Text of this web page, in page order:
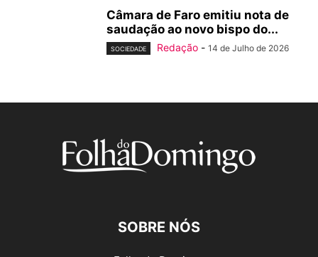
Câmara de Faro emitiu nota de
saudação ao novo bispo do...
SOCIEDADE Redação - 14 de Julho de 2026
SOBRE NÓS